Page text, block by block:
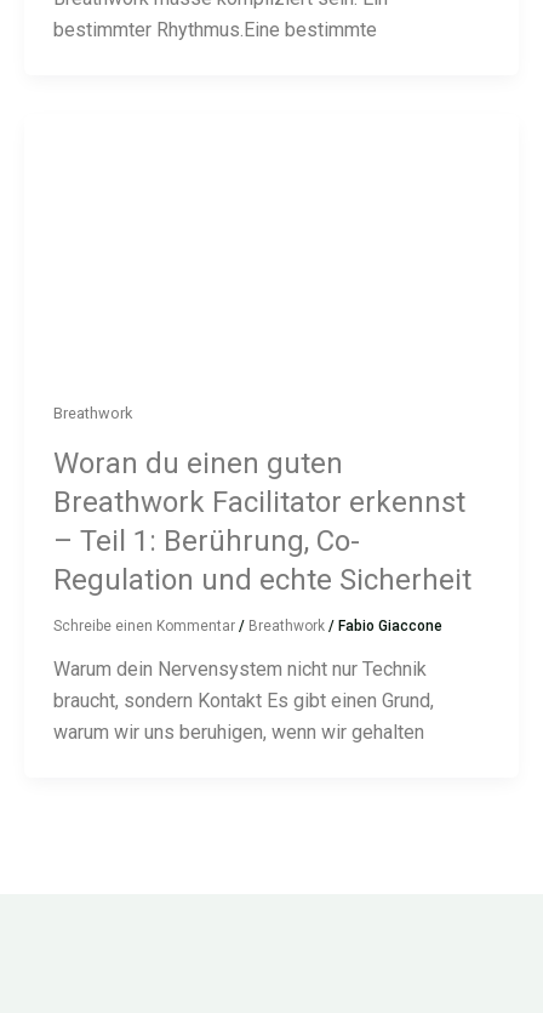
bestimmter Rhythmus.Eine bestimmte
Breathwork
Woran du einen guten
Breathwork Facilitator erkennst
– Teil 1: Berührung, Co-
Regulation und echte Sicherheit
Schreibe einen Kommentar / Breathwork / Fabio Giaccone
Warum dein Nervensystem nicht nur Technik
braucht, sondern Kontakt Es gibt einen Grund,
warum wir uns beruhigen, wenn wir gehalten